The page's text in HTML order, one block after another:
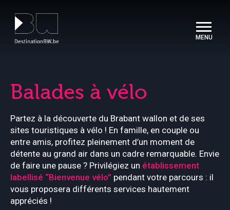
Balades à vélo
Partez à la découverte du Brabant wallon et de ses
sites touristiques à vélo ! En famille, en couple ou
entre amis, profitez pleinement d’un moment de
détente au grand air dans un cadre remarquable. Envie
de faire une pause ? Privilégiez un établissement
labellisé “Bienvenue vélo” pendant votre parcours : il
vous proposera différents services hautement
appréciés !